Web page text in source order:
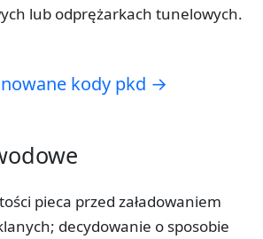
lub odprężarkach tunelowych.
kody pkd →
pieca przed załadowaniem
decydowanie o sposobie